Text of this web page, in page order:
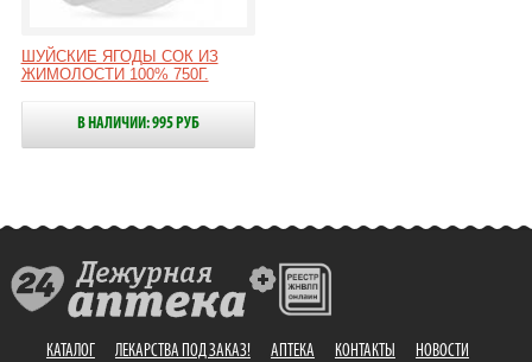
ШУЙСКИЕ ЯГОДЫ СОК ИЗ
ЖИМОЛОСТИ 100% 750Г.
В НАЛИЧИИ: 995 РУБ
КАТАЛОГ ЛЕКАРСТВА ПОД ЗАКАЗ! АПТЕКА КОНТАКТЫ НОВОСТИ